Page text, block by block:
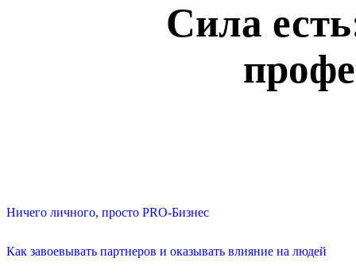
Сила
Ничего личного, просто PRO-Бизнес
Как завоевывать партнеров и оказывать влияние на людей